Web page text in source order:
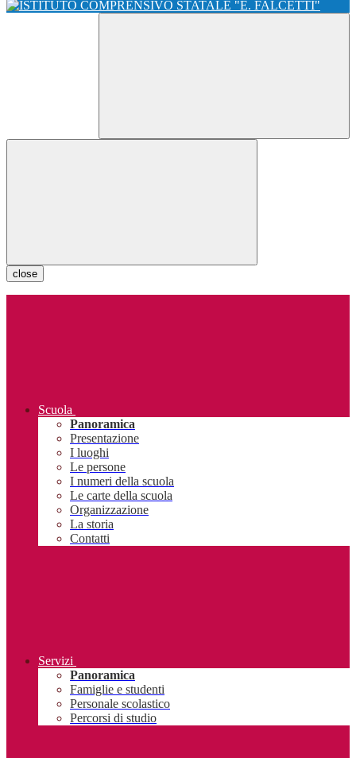
close
Scuola
Panoramica
Presentazione
I luoghi
Le persone
I numeri della scuola
Le carte della scuola
Organizzazione
La storia
Contatti
Servizi
Panoramica
Famiglie e studenti
Personale scolastico
Percorsi di studio